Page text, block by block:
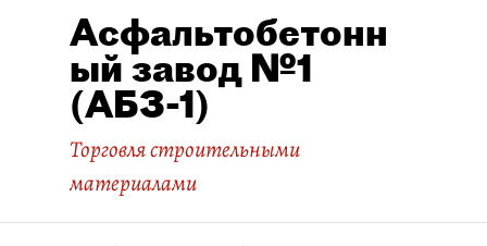
Асфальтобетонн
ый завод №1
(АБЗ-1)
Торговля строительными
материалами